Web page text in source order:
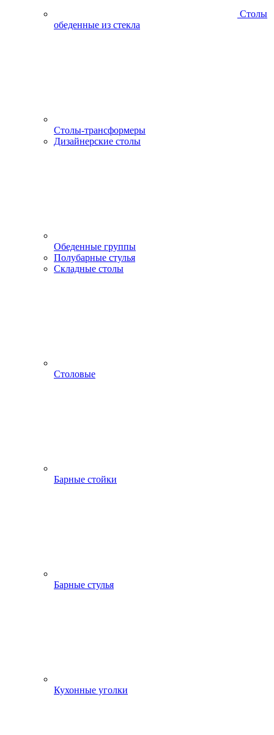
Столы
обеденные из стекла
Столы-трансформеры
Дизайнерские столы
Обеденные группы
Полубарные стулья
Складные столы
Столовые
Барные стойки
Барные стулья
Кухонные уголки